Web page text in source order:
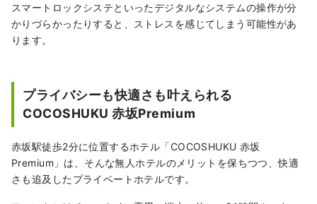
スマートロックシステといったデジタルなシステムの操作が分
かりづらかったりすると、ストレスを感じてしまう可能性があ
ります。
プライバシーも快適さも叶えられる
COCOSHUKU 赤坂Premium
赤坂駅徒歩2分に位置するホテル「COCOSHUKU 赤坂
Premium」は、そんな無人ホテルのメリットを保ちつつ、快適
さも追及したプライベートホテルです。